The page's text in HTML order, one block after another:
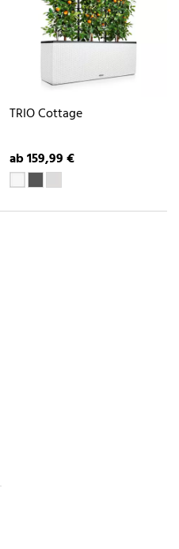
TRIO Cottage
ab 159,99 €